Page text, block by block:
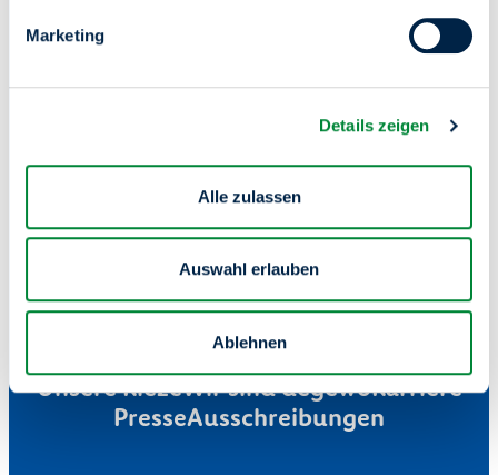
Marketing
Details zeigen
Alle zulassen
Auswahl erlauben
Ablehnen
Wir schaffen Raum für
dein Zuhause.
MieterserviceWohnung finden
Unsere KiezeWir sind degewoKarriere
PresseAusschreibungen